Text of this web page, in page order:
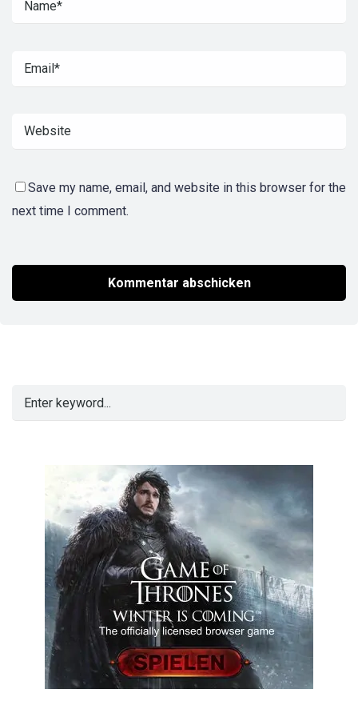
Save my name, email, and website in this browser for the
next time I comment.